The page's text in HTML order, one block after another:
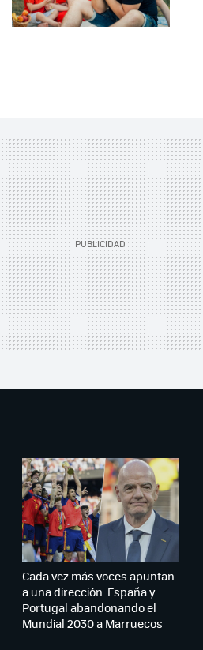
Cada vez más voces apuntan
a una dirección: España y
Portugal abandonando el
Mundial 2030 a Marruecos